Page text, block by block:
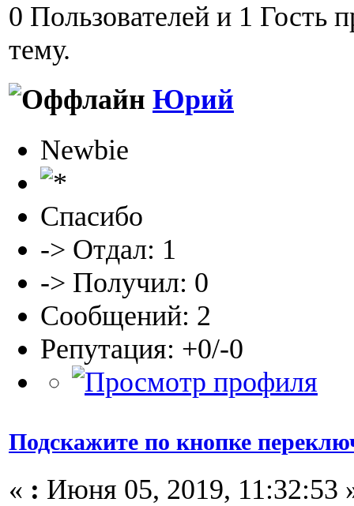
0 Пользователей и 1 Гость
тему.
Юрий
Newbie
Спасибо
-> Отдал: 1
-> Получил: 0
Сообщений: 2
Репутация: +0/-0
Подскажите по кнопке
« : Июня 05, 2019, 11:32:53